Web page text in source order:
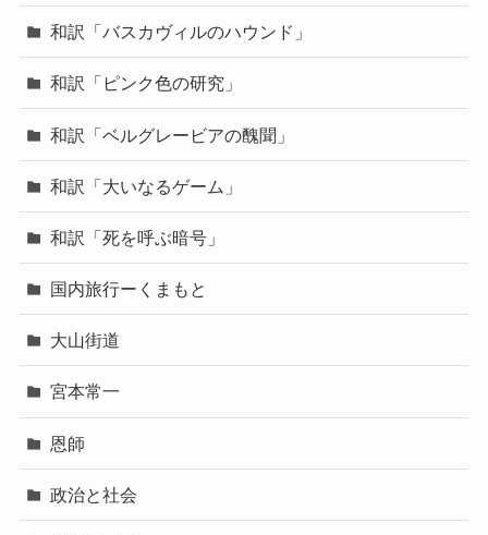
和訳「バスカヴィルのハウンド」
和訳「ピンク色の研究」
和訳「ベルグレービアの醜聞」
和訳「大いなるゲーム」
和訳「死を呼ぶ暗号」
国内旅行ーくまもと
大山街道
宮本常一
恩師
政治と社会